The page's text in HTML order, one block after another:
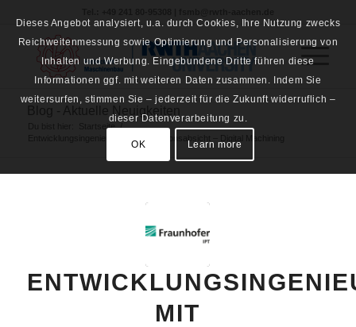
Startseite /
MIT
Dieses Angebot analysiert, u.a. durch Cookies, Ihre Nutzung zwecks
Reichweitenmessung sowie Optimierung und Personalisierung von
Inhalten und Werbung. Eingebundene Dritte führen diese
Informationen ggf. mit weiteren Daten zusammen. Indem Sie
weitersurfen, stimmen Sie – jederzeit für die Zukunft widerruflich –
dieser Datenverarbeitung zu.
OK Learn more